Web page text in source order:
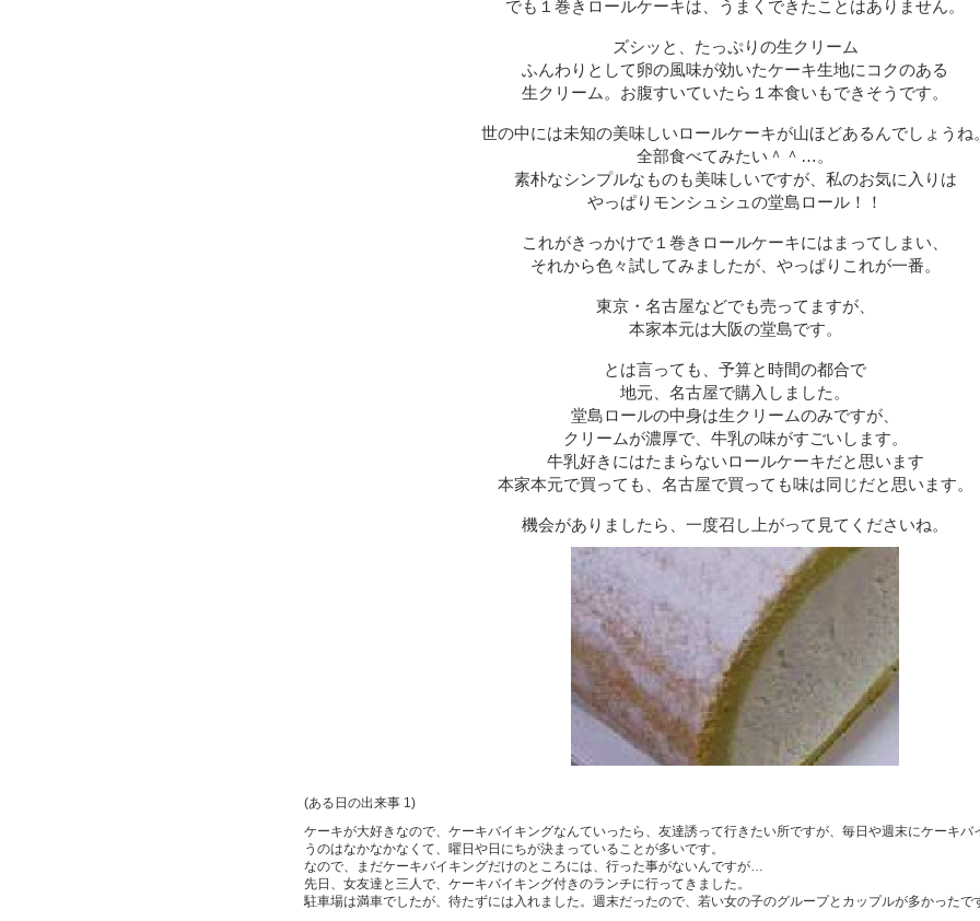
でも１巻きロールケーキは、うまくできたことはありません。
ズシッと、たっぷりの生クリーム
ふんわりとして卵の風味が効いたケーキ生地にコクのある
生クリーム。お腹すいていたら１本食いもできそうです。
世の中には未知の美味しいロールケーキが山ほどあるんでしょうね。
全部食べてみたい＾＾…。
素朴なシンプルなものも美味しいですが、私のお気に入りは
やっぱりモンシュシュの堂島ロール！！
これがきっかけで１巻きロールケーキにはまってしまい、
それから色々試してみましたが、やっぱりこれが一番。
東京・名古屋などでも売ってますが、
本家本元は大阪の堂島です。
とは言っても、予算と時間の都合で
地元、名古屋で購入しました。
堂島ロールの中身は生クリームのみですが、
クリームが濃厚で、牛乳の味がすごいします。
牛乳好きにはたまらないロールケーキだと思います
本家本元で買っても、名古屋で買っても味は同じだと思います。
機会がありましたら、一度召し上がって見てくださいね。
(ある日の出来事 1)
ケーキが大好きなので、ケーキバイキングなんていったら、友達誘って行きたい所ですが、毎日や週末にケーキバ
うのはなかなかなくて、曜日や日にちが決まっていることが多いです。
なので、まだケーキバイキングだけのところには、行った事がないんですが…
先日、女友達と三人で、ケーキバイキング付きのランチに行ってきました。
駐車場は満車でしたが、待たずには入れました。週末だったので、若い女の子のグループとカップルが多かったで